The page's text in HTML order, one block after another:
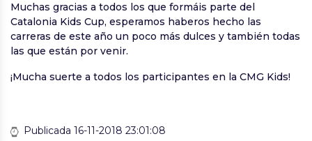
Muchas gracias a todos los que formáis parte del
Catalonia Kids Cup, esperamos haberos hecho las
carreras de este año un poco más dulces y también todas
las que están por venir.
¡Mucha suerte a todos los participantes en la CMG Kids!
Publicada 16-11-2018 23:01:08